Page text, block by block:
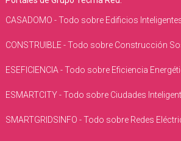
CASADOMO - Todo sobre Edificios
CONSTRUIBLE - Todo sobre Construcción
ESEFICIENCIA - Todo sobre Eficiencia
ESMARTCITY - Todo sobre Ciudades
SMARTGRIDSINFO - Todo sobre Redes